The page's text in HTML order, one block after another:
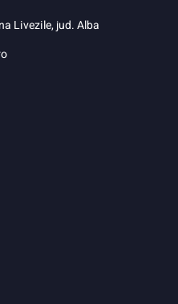
Livezile, jud. Alba